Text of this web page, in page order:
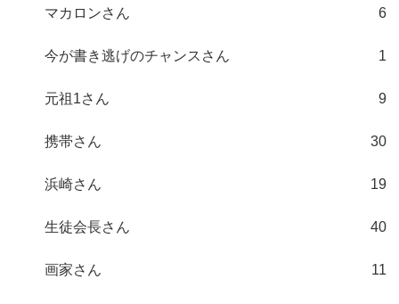
マカロンさん 6
今が書き逃げのチャンスさん 1
元祖1さん 9
携帯さん 30
浜崎さん 19
生徒会長さん 40
画家さん 11